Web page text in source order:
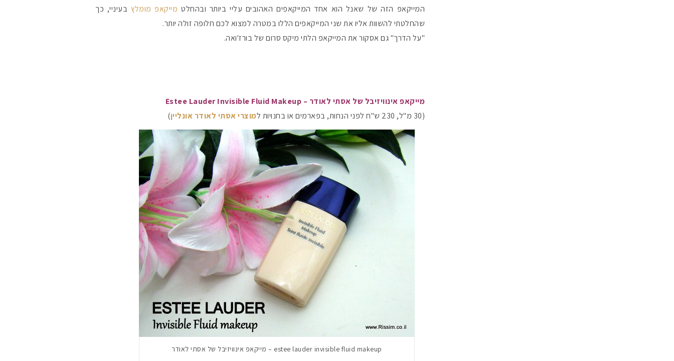
המייקאפ הזה של שאנל הוא אחד המייקאפים האהובים עליי ביותר ובהחלט מייקאפ מומלץ בעיניי, כך
שהחלטתי להשוות אליו את שני המייקאפים הללו במטרה למצוא לכם חלופה זולה יותר.
"על הדרך" גם אסקור את המייקאפ הלתי מיקס סרום של בורז'ואה.
מייקאפ אינוויזיבל של אסתי לאודר – Estee Lauder Invisible Fluid Makeup
(30 מ"ל, 230 ש"ח לפני הנחות, בפארמים או בחנויות ל
מוצרי אסתי לאודר אונליין)
estee lauder invisible fluid makeup – מייקאפ אינוויזיבל של אסתי לאודר